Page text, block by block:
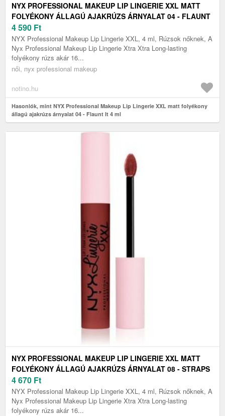
NYX PROFESSIONAL MAKEUP LIP LINGERIE XXL MATT
FOLYÉKONY ÁLLAGÚ AJAKRÚZS ÁRNYALAT 04 - FLAUNT
IT 4 ML
4 590 Ft
NYX Professional Makeup Lip Lingerie XXL, 4 ml, Rúzsok nőknek, A
Nyx Professional Makeup Lip Lingerie Xtra Xtra Long-lasting
folyékony rúzs akár 16...
női, nyx professional makeup
notino.hu
Hasonlók, mint NYX Professional Makeup Lip Lingerie XXL matt folyékony
állagú ajakrúzs árnyalat 04 - Flaunt It 4 ml
NYX PROFESSIONAL MAKEUP LIP LINGERIE XXL MATT
FOLYÉKONY ÁLLAGÚ AJAKRÚZS ÁRNYALAT 08 - STRAPS
OFF 4 ML
4 670 Ft
NYX Professional Makeup Lip Lingerie XXL, 4 ml, Rúzsok nőknek, A
Nyx Professional Makeup Lip Lingerie Xtra Xtra Long-lasting
folyékony rúzs akár 16...